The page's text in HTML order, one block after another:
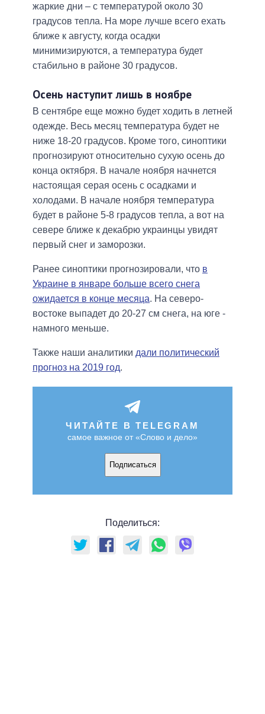
жаркие дни – с температурой около 30
градусов тепла. На море лучше всего ехать
ближе к августу, когда осадки
минимизируются, а температура будет
стабильно в районе 30 градусов.
Осень наступит лишь в ноябре
В сентябре еще можно будет ходить в летней
одежде. Весь месяц температура будет не
ниже 18-20 градусов. Кроме того, синоптики
прогнозируют относительно сухую осень до
конца октября. В начале ноября начнется
настоящая серая осень с осадками и
холодами. В начале ноября температура
будет в районе 5-8 градусов тепла, а вот на
севере ближе к декабрю украинцы увидят
первый снег и заморозки.
Ранее синоптики прогнозировали, что в
Украине в январе больше всего снега
ожидается в конце месяца. На северо-
востоке выпадет до 20-27 см снега, на юге -
намного меньше.
Также наши аналитики дали политический
прогноз на 2019 год.
ЧИТАЙТЕ В TELEGRAM
самое важное от «Слово и дело»
Подписаться
Поделиться: